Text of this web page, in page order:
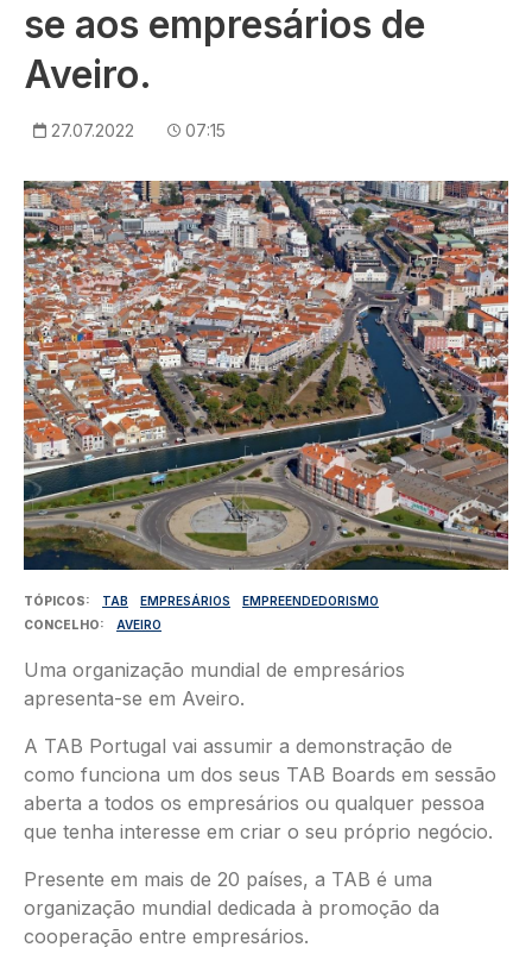
se aos empresários de
Aveiro.
27.07.2022 07:15
Imagem
TÓPICOS TAB EMPRESÁRIOS
EMPREENDEDORISMO
CONCELHO
AVEIRO
Uma organização mundial de empresários
apresenta-se em Aveiro.
A TAB Portugal vai assumir a demonstração de
como funciona um dos seus TAB Boards em sessão
aberta a todos os empresários ou qualquer pessoa
que tenha interesse em criar o seu próprio negócio.
Presente em mais de 20 países, a TAB é uma
organização mundial dedicada à promoção da
cooperação entre empresários.